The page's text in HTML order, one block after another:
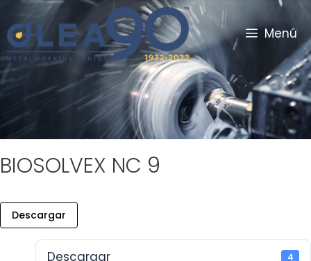
Menú
BIOSOLVEX NC 9
Descargar
Descargar 4